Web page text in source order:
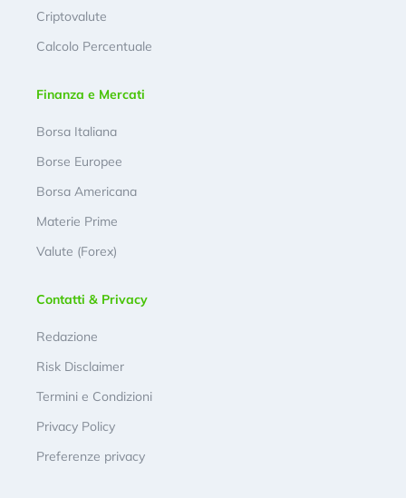
Criptovalute
Calcolo Percentuale
Finanza e Mercati
Borsa Italiana
Borse Europee
Borsa Americana
Materie Prime
Valute (Forex)
Contatti & Privacy
Redazione
Risk Disclaimer
Termini e Condizioni
Privacy Policy
Preferenze privacy